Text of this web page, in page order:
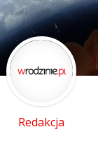
Redakcja